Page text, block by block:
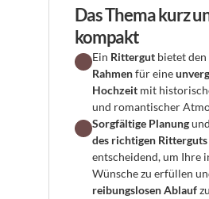
Das Thema kurz
kompakt
Ein Rittergut bietet den
Rahmen für eine
Hochzeit mit
und romantischer
Sorgfältige Planung
des richtigen Ritterguts
entscheidend, um Ihre
reibungslosen Ablauf zu